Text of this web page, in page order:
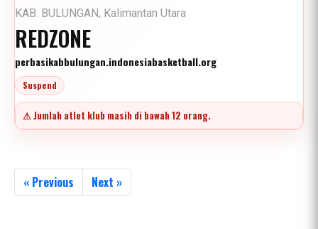
KAB. BULUNGAN, Kalimantan Utara
REDZONE
perbasikabbulungan.indonesiabasketball.org
Suspend
⚠ Jumlah atlet klub masih di bawah 12 orang.
« Previous Next »